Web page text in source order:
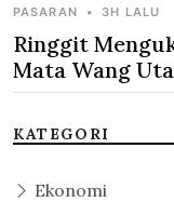
PASARAN • 3H LALU
Ringgit
Mata Wang
KATEGORI
Ekonomi